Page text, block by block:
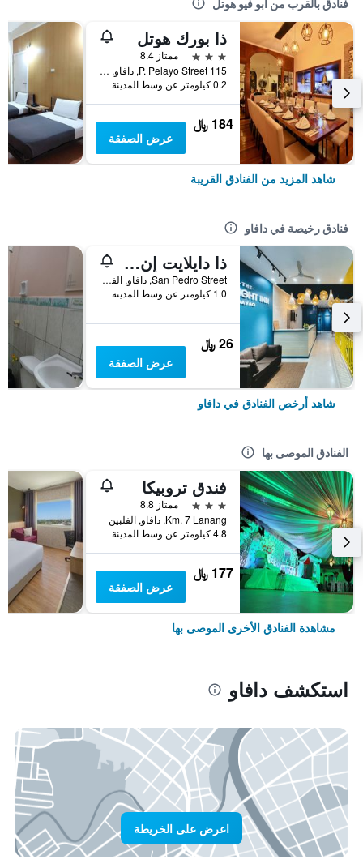
فنادق بالقرب من أبو فيو هوتل
ذا بورك هوتل
3 نجوم
ممتاز 8.4
115 P. Pelayo Street, دافاو, الفلبين
0.2 كيلومتر عن وسط المدينة
184 ﷼
عرض الصفقة
شاهد المزيد من الفنادق القريبة
فنادق رخيصة في دافاو
ذا دايلايت إن دافاو
San Pedro Street, دافاو, الفلبين
1.0 كيلومتر عن وسط المدينة
26 ﷼
عرض الصفقة
شاهد أرخص الفنادق في دافاو
الفنادق الموصى بها
فندق تروبيكا
3 نجوم
ممتاز 8.8
Km. 7 Lanang, دافاو, الفلبين
4.8 كيلومتر عن وسط المدينة
177 ﷼
عرض الصفقة
مشاهدة الفنادق الأخرى الموصى بها
استكشف دافاو
اعرض على الخريطة